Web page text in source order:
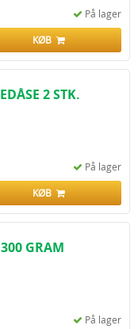
På lager
KØB
2 STK.
På lager
KØB
GRAM
På lager